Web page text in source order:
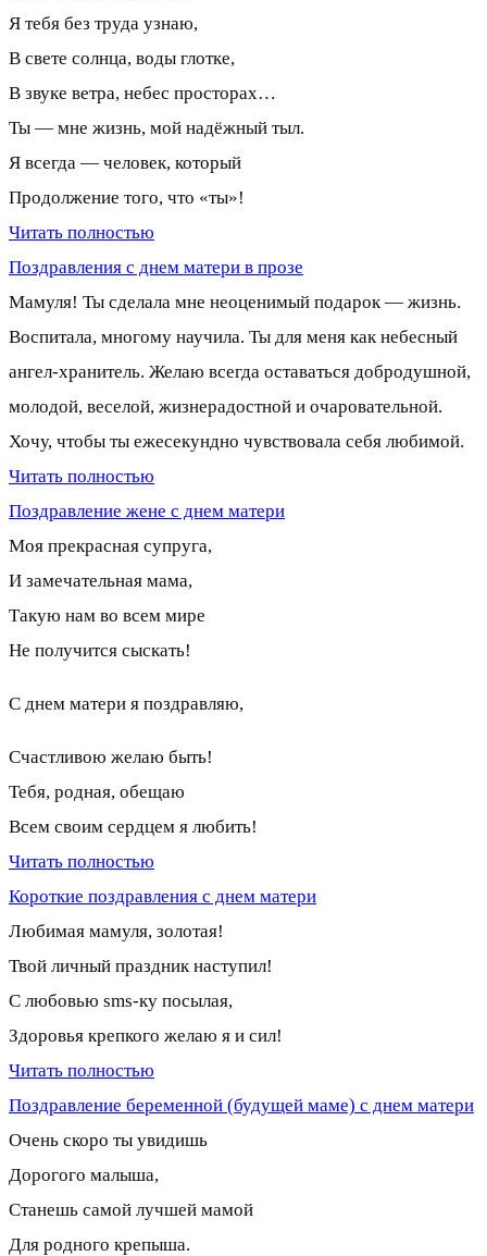
Я тебя без труда узнаю,
В свете солнца, воды глотке,
В звуке ветра, небес просторах…
Ты — мне жизнь, мой надёжный тыл.
Я всегда — человек, который
Продолжение того, что «ты»!
Читать полностью
Поздравления с днем матери в прозе
Мамуля! Ты сделала мне неоценимый подарок — жизнь.
Воспитала, многому научила. Ты для меня как небесный
ангел-хранитель. Желаю всегда оставаться добродушной,
молодой, веселой, жизнерадостной и очаровательной.
Хочу, чтобы ты ежесекундно чувствовала себя любимой.
Читать полностью
Поздравление жене с днем матери
Моя прекрасная супруга,
И замечательная мама,
Такую нам во всем мире
Не получится сыскать!
С днем матери я поздравляю,
Счастливою желаю быть!
Тебя, родная, обещаю
Всем своим сердцем я любить!
Читать полностью
Короткие поздравления с днем матери
Любимая мамуля, золотая!
Твой личный праздник наступил!
С любовью sms-ку посылая,
Здоровья крепкого желаю я и сил!
Читать полностью
Поздравление беременной (будущей маме) с днем матери
Очень скоро ты увидишь
Дорогого малыша,
Станешь самой лучшей мамой
Для родного крепыша.